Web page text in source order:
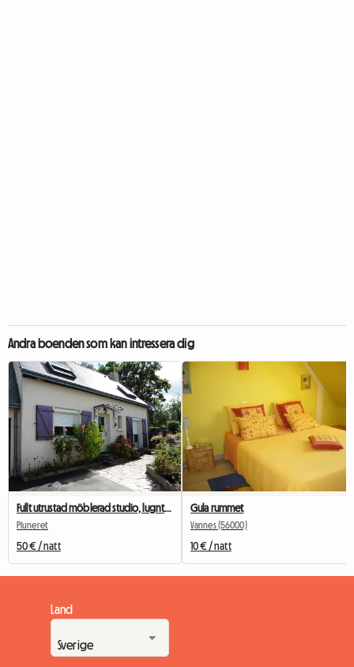
Andra boenden som kan intressera dig
Fullt utrustad möblerad studio, lugnt, trädgård
Pluneret
50 € / natt
Gula rummet
Vannes (56000)
10 € / natt
Land